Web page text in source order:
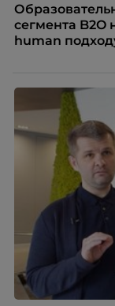
сегмента
human